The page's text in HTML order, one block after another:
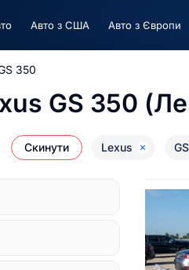
Авто з США Авто з Європи
350
GS 350
Скинути Lexus